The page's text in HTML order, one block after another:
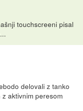
touchscreeni pisal
delovali z tanko
aktivnim peresom